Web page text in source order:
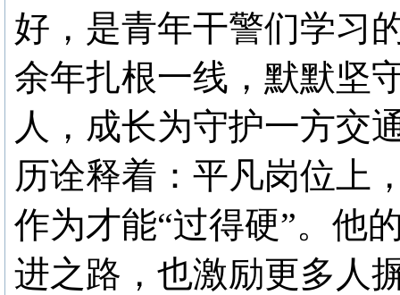
好，是青年干警们学习
余年扎根一线，默默坚
人，成长为守护一方交
历诠释着：平凡岗位上
作为才能“过得硬”。他
进之路，也激励更多人